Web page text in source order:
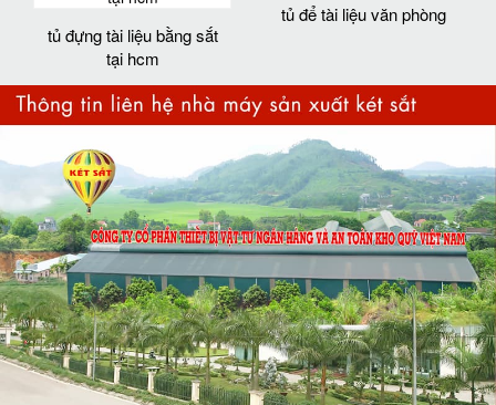
tủ đựng tài liệu bằng sắt
tại hcm
tủ để tài liệu văn phòng